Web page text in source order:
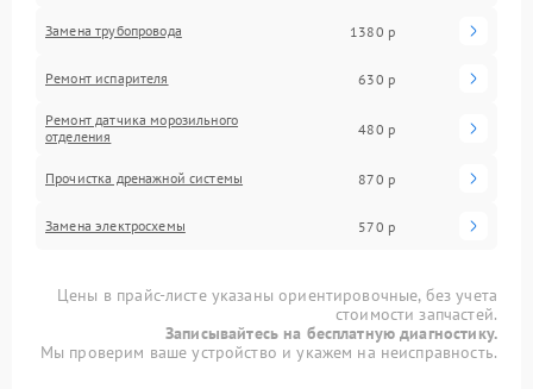
Замена трубопровода 1380 р
Ремонт испарителя 630 р
Ремонт датчика морозильного
отделения
480 р
Прочистка дренажной системы 870 р
Замена электросхемы 570 р
Цены в прайс-листе указаны ориентировочные, без учета
стоимости запчастей.
Записывайтесь на бесплатную диагностику.
Мы проверим ваше устройство и укажем на неисправность.